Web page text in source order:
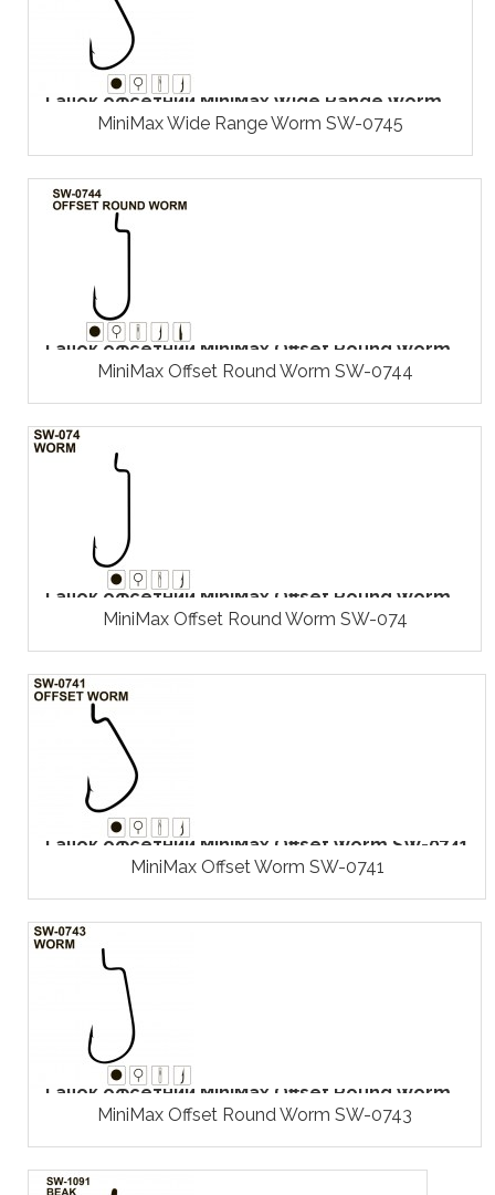
Гачок офсетний MiniMax Wide Range Worm...
MiniMax Wide Range Worm SW-0745
Гачок офсетний MiniMax Offset Round Worm...
MiniMax Offset Round Worm SW-0744
Гачок офсетний MiniMax Offset Round Worm...
MiniMax Offset Round Worm SW-074
Гачок офсетний MiniMax Offset Worm SW-0741
MiniMax Offset Worm SW-0741
Гачок офсетний MiniMax Offset Round Worm...
MiniMax Offset Round Worm SW-0743